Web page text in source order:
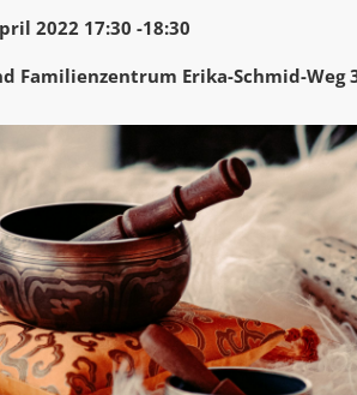
2022 17:30 -18:30
Familienzentrum Erika-Schmid-Weg